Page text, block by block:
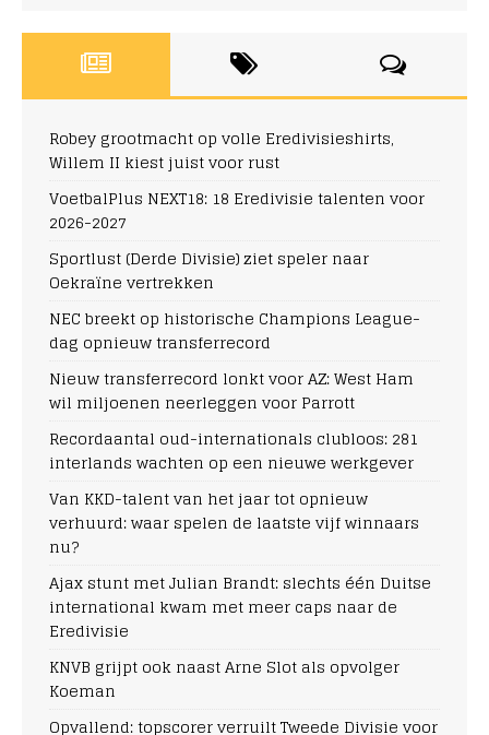
Robey grootmacht op volle Eredivisieshirts,
Willem II kiest juist voor rust
VoetbalPlus NEXT18: 18 Eredivisie talenten voor
2026-2027
Sportlust (Derde Divisie) ziet speler naar
Oekraïne vertrekken
NEC breekt op historische Champions League-
dag opnieuw transferrecord
Nieuw transferrecord lonkt voor AZ: West Ham
wil miljoenen neerleggen voor Parrott
Recordaantal oud-internationals clubloos: 281
interlands wachten op een nieuwe werkgever
Van KKD-talent van het jaar tot opnieuw
verhuurd: waar spelen de laatste vijf winnaars
nu?
Ajax stunt met Julian Brandt: slechts één Duitse
international kwam met meer caps naar de
Eredivisie
KNVB grijpt ook naast Arne Slot als opvolger
Koeman
Opvallend: topscorer verruilt Tweede Divisie voor